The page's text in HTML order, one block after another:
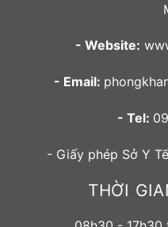
- Website:
- Email:
- Tel:
- Giấy phép Sở Y
THỜI